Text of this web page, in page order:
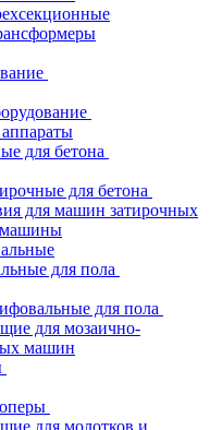
для бетона
для бетона
для машин затирочных
машины
для пола
для пола
для мозаично-
машин
для молотков и